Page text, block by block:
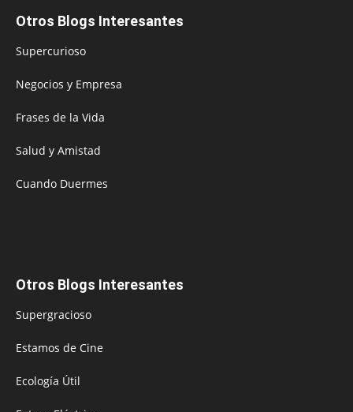
Otros Blogs Interesantes
Supercurioso
Negocios y Empresa
Frases de la Vida
Salud y Amistad
Cuando Duermes
Otros Blogs Interesantes
Supergracioso
Estamos de Cine
Ecología Útil